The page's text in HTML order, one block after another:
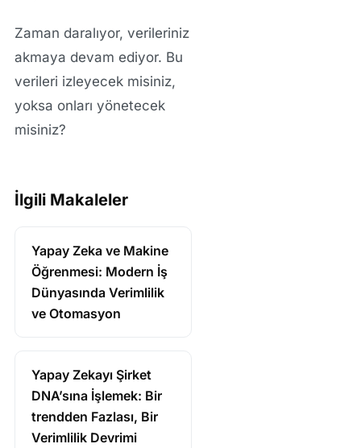
Zaman daralıyor, verileriniz
akmaya devam ediyor. Bu
verileri izleyecek misiniz,
yoksa onları yönetecek
misiniz?
İlgili Makaleler
Yapay Zeka ve Makine
Öğrenmesi: Modern İş
Dünyasında Verimlilik
ve Otomasyon
Yapay Zekayı Şirket
DNA’sına İşlemek: Bir
trendden Fazlası, Bir
Verimlilik Devrimi